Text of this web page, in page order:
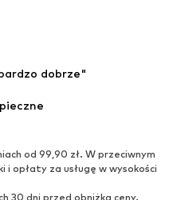
dobrze"
od 99,90 zł. W przeciwnym
i opłaty za usługę w wysokości
30 dni przed obniżką ceny.